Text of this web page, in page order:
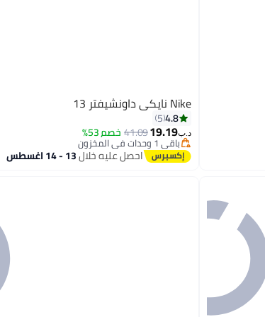
Nike نايكي داونشيفتر 13
4.8
5
د.ب‏19.19
41.09خصم 53%
باقي 1 وحدات في المخزون
باقي 1 وحدات في المخزون احصل عليه خلال13 - 14 اغسطس